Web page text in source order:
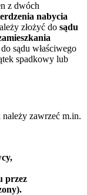
z dwóch
nabycia
złożyć do sądu
sądu właściwego
spadkowy lub
należy zawrzeć m.in.
przez